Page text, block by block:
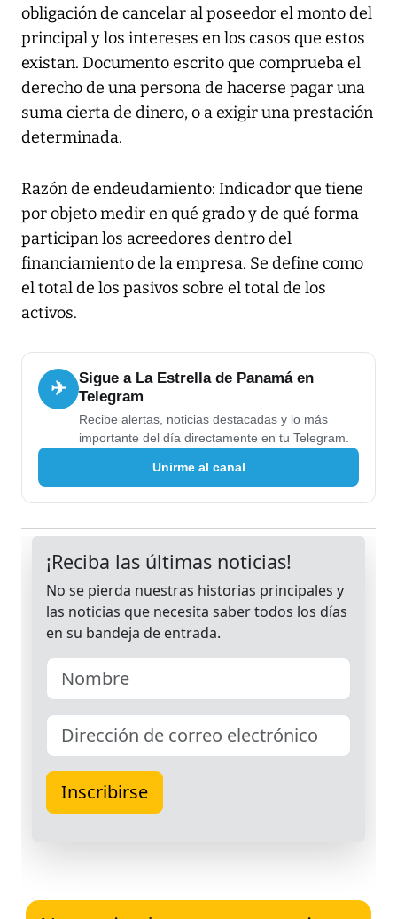
obligación de cancelar al poseedor el monto del
principal y los intereses en los casos que estos
existan. Documento escrito que comprueba el
derecho de una persona de hacerse pagar una
suma cierta de dinero, o a exigir una prestación
determinada.
Razón de endeudamiento: Indicador que tiene
por objeto medir en qué grado y de qué forma
participan los acreedores dentro del
financiamiento de la empresa. Se define como
el total de los pasivos sobre el total de los
activos.
✈
Sigue a La Estrella de Panamá en
Telegram
Recibe alertas, noticias destacadas y lo más
importante del día directamente en tu Telegram.
Unirme al canal